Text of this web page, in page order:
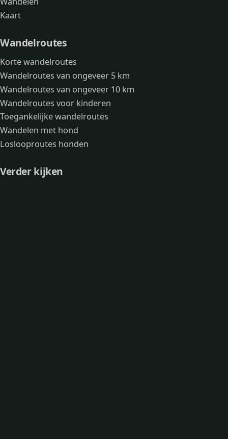
Kaart
Wandelroutes
Korte wandelroutes
Wandelroutes van ongeveer 5 km
Wandelroutes van ongeveer 10 km
Wandelroutes voor kinderen
Toegankelijke wandelroutes
Wandelen met hond
Loslooproutes honden
Verder kijken